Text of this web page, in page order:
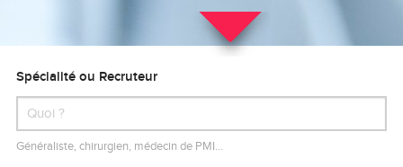
Spécialité ou Recruteur
Généraliste, chirurgien, médecin de PMI…